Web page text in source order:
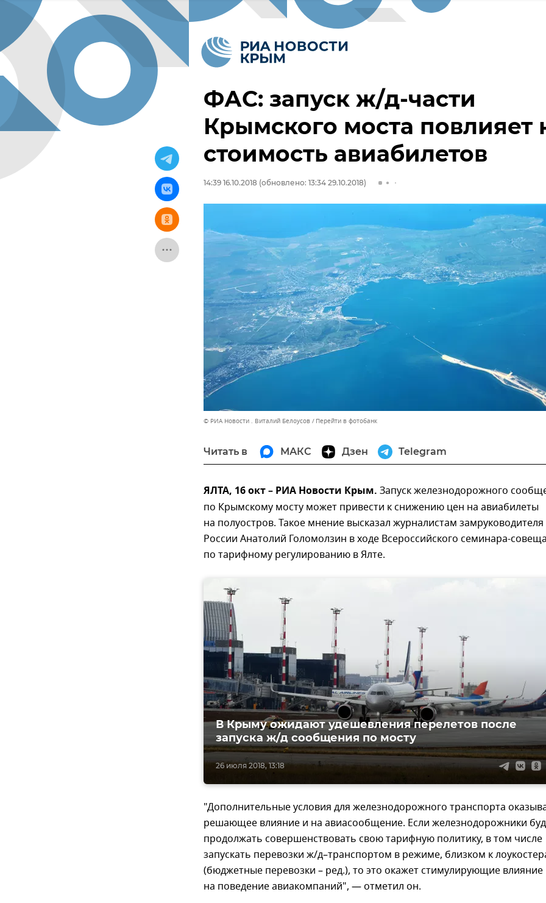
ФАС: запуск ж/д-части
Крымского моста повлияет
стоимость авиабилетов
14:39 16.10.2018 (обновлено: 13:34 29.10.2018)
© РИА Новости . Виталий Белоусов Перейти в фотобанк
Читать в МАКС Дзен Telegram
ЯЛТА, 16 окт – РИА Новости Крым. Запуск железнодорожного
по Крымскому мосту может привести к снижению цен на авиабилеты
на полуостров. Такое мнение высказал журналистам
России Анатолий Голомолзин в ходе Всероссийского семинара-
по тарифному регулированию в Ялте.
26 июля 2018, 13:18
В Крыму ожидают удешевления перелетов после
запуска ж/д сообщения по мосту
"Дополнительные условия для железнодорожного транспорта
решающее влияние и на авиасообщение. Если железнодорожники
продолжать совершенствовать свою тарифную политику, в том числе
запускать перевозки ж/д–транспортом в режиме, близком к
(бюджетные перевозки – ред.), то это окажет стимулирующие влияние
на поведение авиакомпаний", — отметил он.